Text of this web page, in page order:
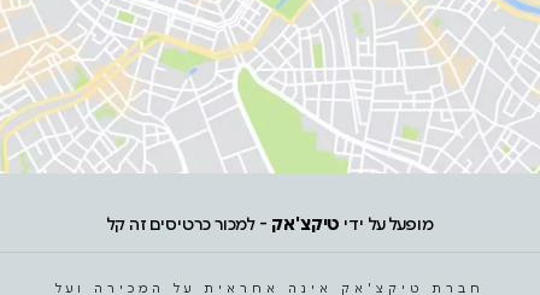
מופעל על ידי טיקצ'אק - למכור כרטיסים זה קל
חברת טיקצ'אק אינה אחראית על המכירה ועל